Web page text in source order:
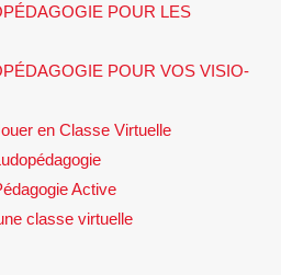
POUR LES
POUR VOS VISIO-
en Classe Virtuelle
Active
classe virtuelle